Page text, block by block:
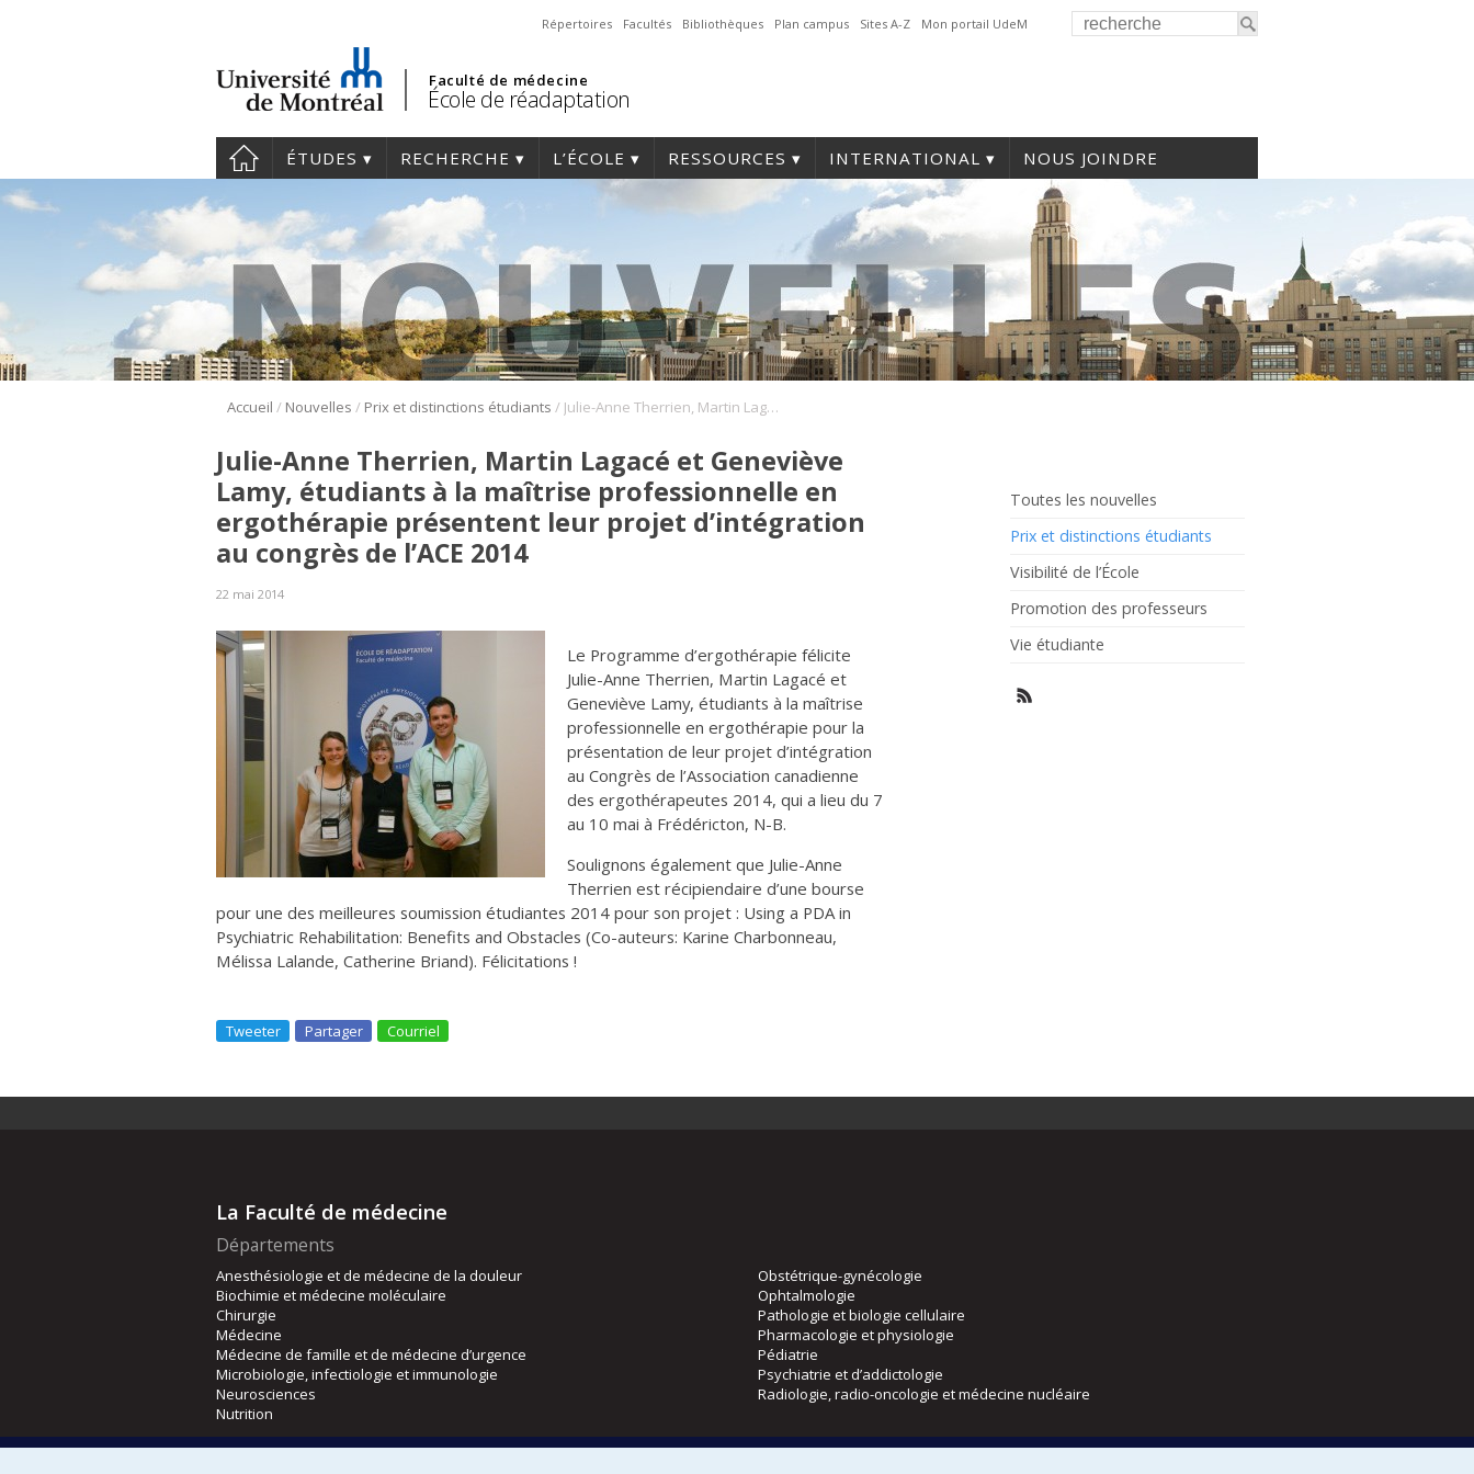
Répertoires Facultés Bibliothèques Plan campus Sites A-Z Mon portail UdeM
Faculté de médecine
École de réadaptation
ÉTUDES RECHERCHE L’ÉCOLE RESSOURCES INTERNATIONAL NOUS JOINDRE
Accueil / Nouvelles / Prix et distinctions étudiants / Julie-Anne Therrien, Martin Lagacé et Geneviève Lamy, étudiants à la maîtrise professionnelle en ergothérapie présentent leur projet d’intégration au congrès de l’ACE 2014
Toutes les nouvelles
Prix et distinctions étudiants
Visibilité de l’École
Promotion des professeurs
Vie étudiante
Julie-Anne Therrien, Martin Lagacé et Geneviève
Lamy, étudiants à la maîtrise professionnelle en
ergothérapie présentent leur projet d’intégration
au congrès de l’ACE 2014
22 mai 2014
Le Programme d’ergothérapie félicite
Julie-Anne Therrien, Martin Lagacé et
Geneviève Lamy, étudiants à la maîtrise
professionnelle en ergothérapie pour la
présentation de leur projet d’intégration
au Congrès de l’Association canadienne
des ergothérapeutes 2014, qui a lieu du 7
au 10 mai à Frédéricton, N-B.
Soulignons également que Julie-Anne
Therrien est récipiendaire d’une bourse
pour une des meilleures soumission étudiantes 2014 pour son projet : Using a PDA in
Psychiatric Rehabilitation: Benefits and Obstacles (Co-auteurs: Karine Charbonneau,
Mélissa Lalande, Catherine Briand). Félicitations !
Tweeter Partager Courriel
La Faculté de médecine
Départements
Anesthésiologie et de médecine de la douleur
Biochimie et médecine moléculaire
Chirurgie
Médecine
Médecine de famille et de médecine d’urgence
Microbiologie, infectiologie et immunologie
Neurosciences
Nutrition
Obstétrique-gynécologie
Ophtalmologie
Pathologie et biologie cellulaire
Pharmacologie et physiologie
Pédiatrie
Psychiatrie et d’addictologie
Radiologie, radio-oncologie et médecine nucléaire